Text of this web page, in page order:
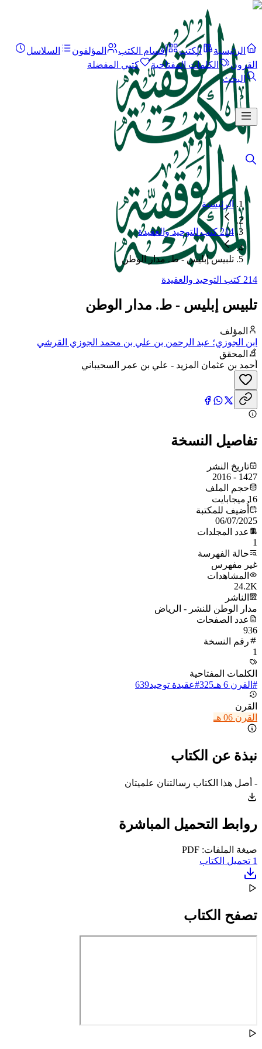
الرئيسية الكتب أقسام الكتب المؤلفون
السلاسل
القرون
الكلمات المفتاحية
كتبي المفضلة
البحث
الرئيسية
214 كتب التوحيد والعقيدة
تلبيس إبليس - ط. مدار الوطن
214 كتب التوحيد والعقيدة
تلبيس إبليس - ط. مدار الوطن
المؤلف
ابن الجوزي؛ عبد الرحمن بن علي بن محمد الجوزي القرشي
البغدادي، أبو الفرج
المحقق
أحمد بن عثمان المزيد - علي بن عمر السحيباني
تفاصيل النسخة
تاريخ النشر
1427 - 2016
حجم الملف
16 ميجابايت
أُضيف للمكتبة
06/07/2025
عدد المجلدات
1
حالة الفهرسة
غير مفهرس
المشاهدات
24.2K
الناشر
مدار الوطن للنشر - الرياض
عدد الصفحات
936
رقم النسخة
1
الكلمات المفتاحية
# القرن 6 هـ 325
#عقيدة توحيد639
القرن
القرن 06 هـ
نبذة عن الكتاب
- أصل هذا الكتاب رسالتنان علميتان
روابط التحميل المباشرة
صيغة الملفات: PDF
1 تحميل الكتاب
تصفح الكتاب